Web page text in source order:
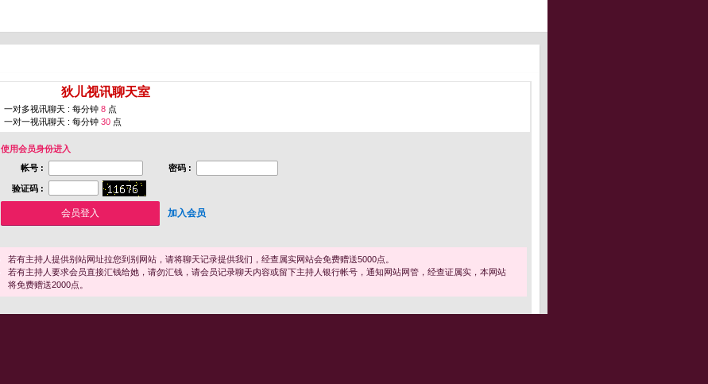
狄儿视讯聊天室
一对多视讯聊天 : 每分钟 8 点
一对一视讯聊天 : 每分钟 30 点
使用会员身份进入
帐号 :
密码 :
验证码 :
加入会员
若有主持人提供别站网址拉您到别网站，请将聊天记录提供我们，经查属实网站会免费赠送5000点。
若有主持人要求会员直接汇钱给她，请勿汇钱，请会员记录聊天内容或留下主持人银行帐号，通知网站网管，经查证属实，本网站
将免费赠送2000点。